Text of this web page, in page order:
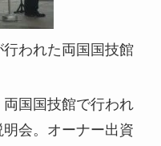
われた両国国技館
国国技館で行われ
会。オーナー出資